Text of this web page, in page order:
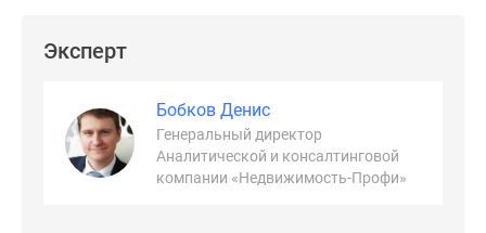
Поиск
Программа
Эксперт
Бобков Денис
Генеральный директор
Аналитической и консалтинговой
компании «Недвижимость-Профи»